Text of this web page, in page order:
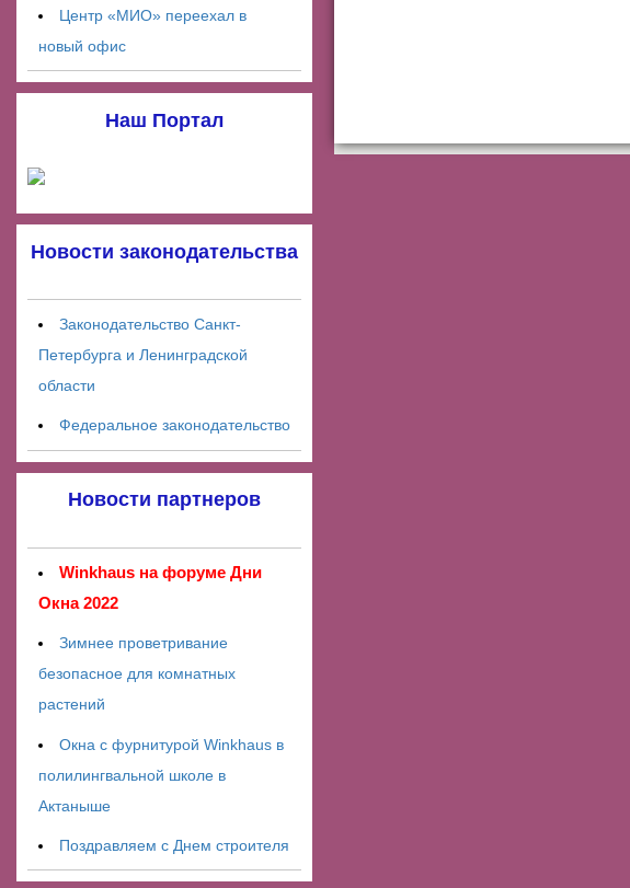
Центр «МИО» переехал в
новый офис
Наш Портал
Новости законодательства
Законодательство Санкт-
Петербурга и Ленинградской
области
Федеральное законодательство
Новости партнеров
Winkhaus на форуме Дни
Окна 2022
Зимнее проветривание
безопасное для комнатных
растений
Окна с фурнитурой Winkhaus в
полилингвальной школе в
Актаныше
Поздравляем с Днем строителя